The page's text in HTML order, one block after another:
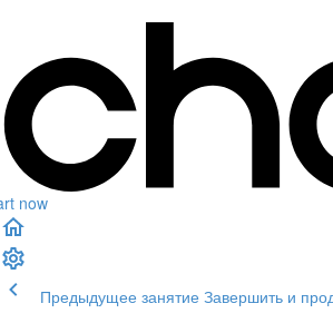
now
Предыдущее занятие Завершить и